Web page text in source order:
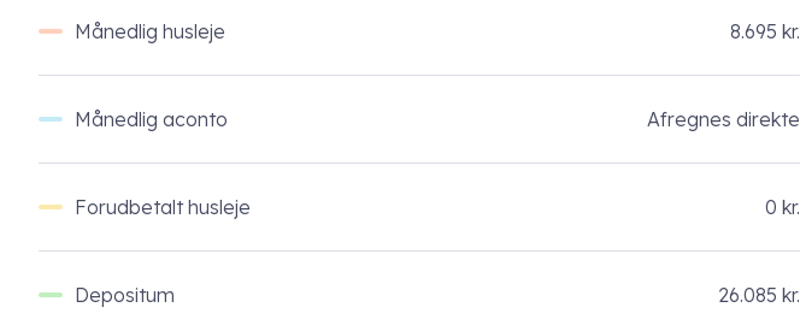
Månedlig husleje 8.695 kr.
Månedlig aconto Afregnes direkte
Forudbetalt husleje 0 kr.
Depositum 26.085 kr.